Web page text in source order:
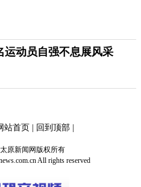
运动员自强不息展风采
站首页| 回到顶部|
原新闻网版权所有
All rights reserved